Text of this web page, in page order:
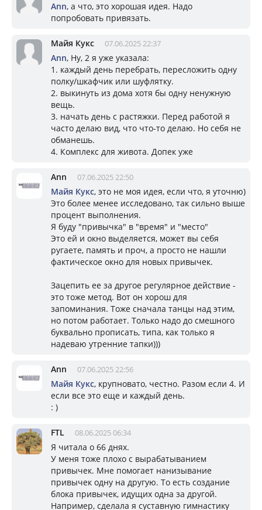
Ann, а что, это хорошая идея. Надо
попробовать привязать.
Майя Кукс 07.06.2025 22:37
Ann, Ну, 2 я уже указала:
1. каждый день перебрать, пересложить одну
полку/шкафчик или шуфлятку.
2. выкинуть из дома хотя бы одну ненужную
вещь.
3. начать день с растяжки. Перед работой я
часто делаю вид, что что-то делаю. Но себя не
обманешь.
4. Комплекс для живота. Допек уже
Ann 07.06.2025 22:50
Майя Кукс, это не моя идея, если что, я уточню)
Это более менее исследовано, так сильно выше
процент выполнения.
Я буду "привычка" в "время" и "место"
Это ей и окно выделяется, может вы себя
ругаете, память и проч, а просто не нашли
фактическое окно для новых привычек.
Зацепить ее за другое регулярное действие -
это тоже метод. Вот он хорош для
запоминания. Тоже сначала танцы над этим,
но потом работает. Только надо до смешного
буквально прописать, типа, как только я
надеваю утренние тапки)))
Ann 07.06.2025 22:56
Майя Кукс, крупновато, честно. Разом если 4. И
если все это еще и каждый день.
: )
FTL 08.06.2025 06:34
Я читала о 66 днях.
У меня тоже плохо с вырабатыванием
привычек. Мне помогает нанизывание
привычек одну на другую. То есть создание
блока привычек, идущих одна за другой.
Например, сделала я суставную гимнастику